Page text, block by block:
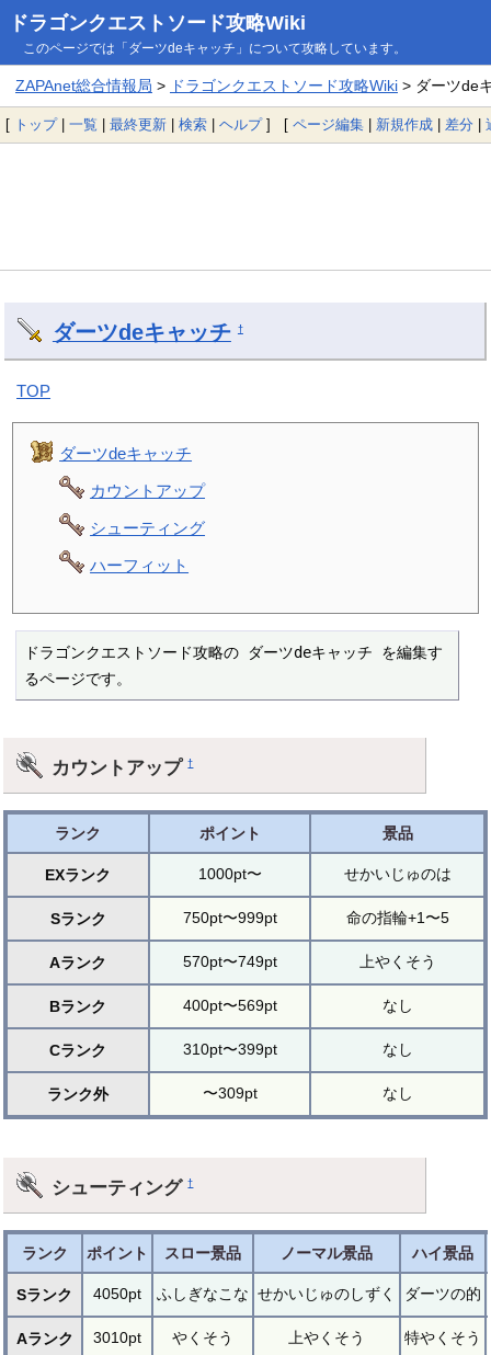
ドラゴンクエストソード攻略Wiki
このページでは「ダーツdeキャッチ」について攻略しています。
ZAPAnet総合情報局 > ドラゴンクエストソード攻略Wiki> ダーツde
[ トップ| 一覧 | 最終更新 | 検索 | ヘルプ] [ ページ編集 | 新規作成 | 差分 |
ダーツdeキャッチ †
TOP
ダーツdeキャッチ
カウントアップ
シューティング
ハーフィット
ドラゴンクエストソード攻略の ダーツdeキャッチ を編集す
るページです。
カウントアップ†
ランク ポイント 景品
EXランク 1000pt〜 せかいじゅのは
Sランク 750pt〜999pt 命の指輪+1〜5
Aランク 570pt〜749pt 上やくそう
Bランク 400pt〜569pt なし
Cランク 310pt〜399pt なし
ランク外 〜309pt なし
シューティング†
ランク ポイント スロー景品 ノーマル景品 ハイ景品
Sランク 4050pt ふしぎなこな せかいじゅのしずく ダーツの的
Aランク 3010pt やくそう 上やくそう 特やくそう